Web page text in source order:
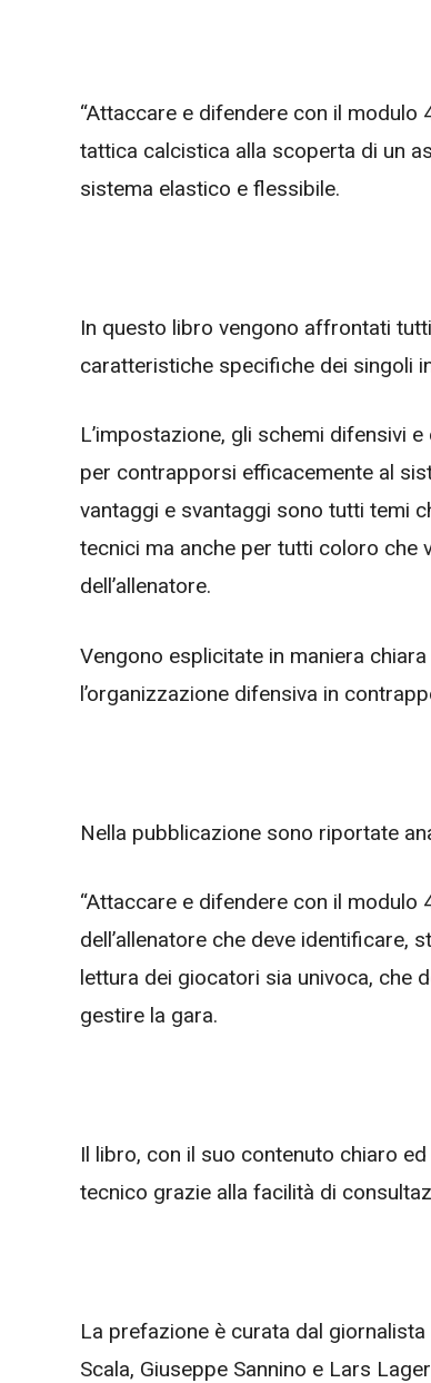
“Attaccare e difendere con il modulo
tattica calcistica alla scoperta di un
sistema elastico e flessibile.
In questo libro vengono affrontati
caratteristiche specifiche dei singoli
L’impostazione, gli schemi difensivi
per contrapporsi efficacemente al
vantaggi e svantaggi sono tutti temi
tecnici ma anche per tutti coloro che
dell’allenatore.
Vengono esplicitate in maniera
l’organizzazione difensiva in
Nella pubblicazione sono riportate
“Attaccare e difendere con il
dell’allenatore che deve identificare,
lettura dei giocatori sia univoca, che
gestire la gara.
Il libro, con il suo contenuto chiaro
tecnico grazie alla facilità di
La prefazione è curata dal
Scala, Giuseppe Sannino e Lars